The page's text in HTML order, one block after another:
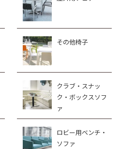
その他椅子
クラブ・スナッ
ク・ボックスソフ
ァ
ロビー用ベンチ・
ソファ